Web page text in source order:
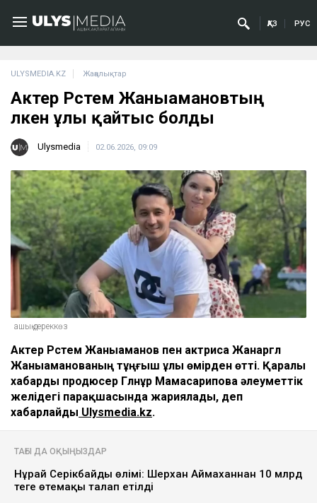
ҚАЗ РУС
ULYSMEDIA.KZ Жаңалықтар
Актер Рүстем Жаныамановтың
үлкен ұлы қайтыс болды
Ulysmedia 02.06.2026, 09:09
ашық дереккөз
Актер Рүстем Жаныаманов пен актриса Жанаргүл
Жаныаманованың тұңғыш ұлы өмірден өтті. Қаралы
хабарды продюсер Гүлнұр Мамасарипова әлеуметтік
желідегі парақшасында жариялады, деп
хабарлайды Ulysmedia.kz.
ТАҒЫ ДА ОҚЫҢЫЗДАР
Нұрай Серікбайдың өлімі: Шерхан Аймаханнан 10 млрд
теңге өтемақы талап етілді